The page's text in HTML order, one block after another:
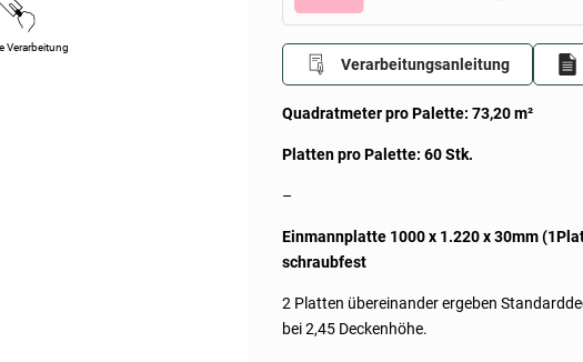
Verarbeitung
Quadratmeter pro Palette: 73,20 m²
Platten pro Palette: 60 Stk.
–
Einmannplatte 1000 x 1.220 x 30mm
schraubfest
2 Platten übereinander ergeben
bei 2,45 Deckenhöhe.
Verarbeitungsanleitung